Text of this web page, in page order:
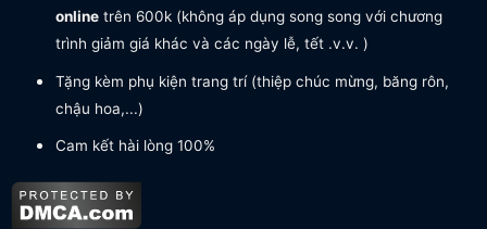
onlinetrên 600k (không áp dụng song song với chương
trình giảm giá khác và các ngày lễ, tết .v.v. )
Tặng kèm phụ kiện trang trí (thiệp chúc mừng, băng rôn,
chậu hoa,...)
Cam kết hài lòng 100%